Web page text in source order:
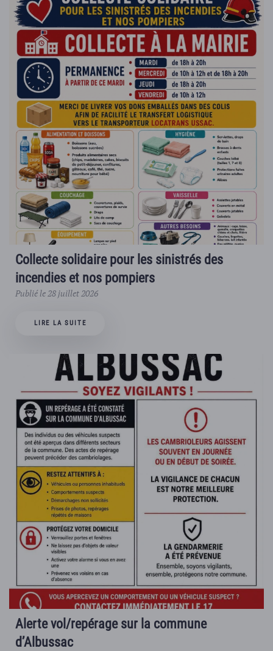
Collecte solidaire pour les sinistrés des
incendies et nos pompiers
Publié le 28 juillet 2026
LIRE LA SUITE
Alerte vol/repérage sur la commune
d’Albussac